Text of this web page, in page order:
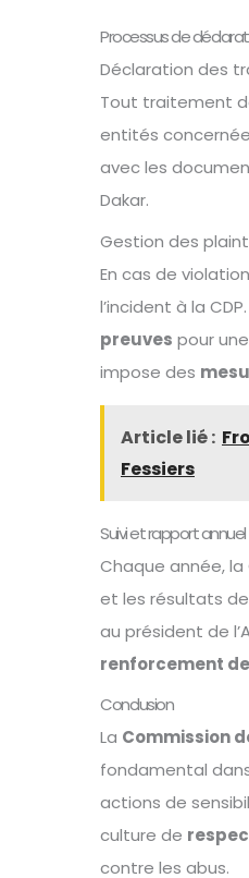
Processus de
Déclaration des
Tout traitement
entités
avec les
Dakar.
Gestion des
En cas de
l’incident à la
preuves pour
impose des
Article lié :
Fessiers
Suivi et rapport annuel
Chaque année, la
et les résultats
au président de
renforcement
Conclusion
La Commission
fondamental
actions de
culture de
contre les abus.